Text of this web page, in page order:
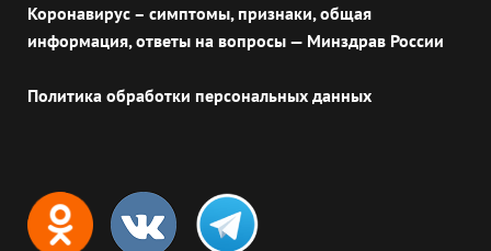
Коронавирус – симптомы, признаки, общая
информация, ответы на вопросы — Минздрав России
Политика обработки персональных данных